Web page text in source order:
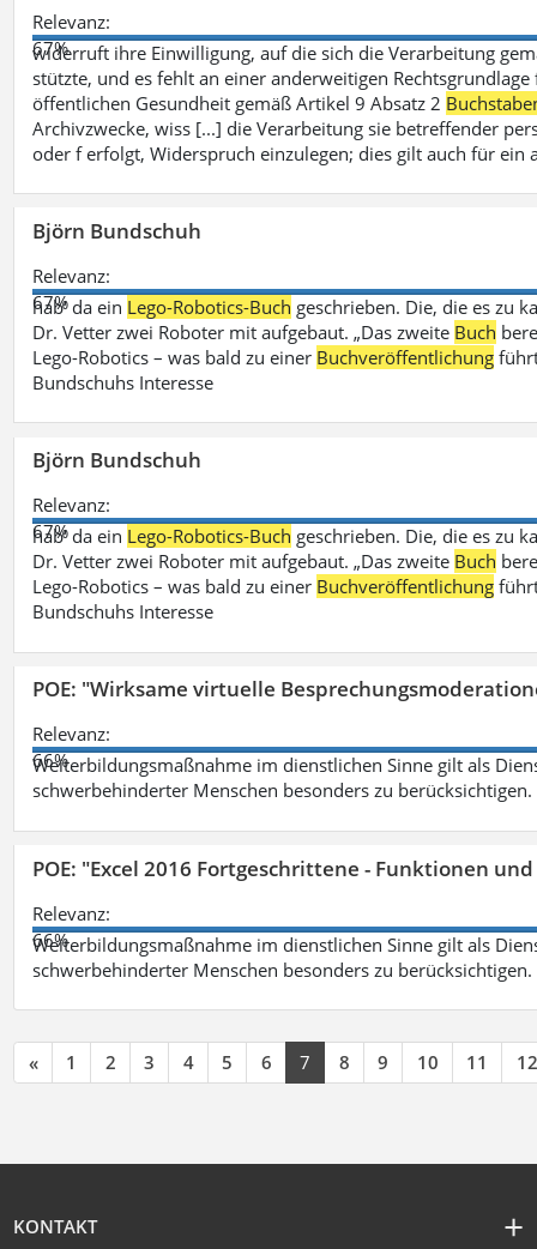
Relevanz:
67%
widerruft ihre Einwilligung, auf die sich die Verarbeitung
stützte, und es fehlt an einer anderweitigen
öffentlichen Gesundheit gemäß Artikel 9 Absatz 2
Archivzwecke, wiss [...] die Verarbeitung sie betreffender
oder f erfolgt, Widerspruch einzulegen; dies gilt auch für ein
Björn Bundschuh
Relevanz:
67%
hab‘ da ein Lego-Robotics-Buch geschrieben. Die, die es zu
Dr. Vetter zwei Roboter mit aufgebaut. „Das zweite Buch
Lego-Robotics – was bald zu einer Buchveröffentlichung
Bundschuhs Interesse
Björn Bundschuh
Relevanz:
67%
hab‘ da ein Lego-Robotics-Buch geschrieben. Die, die es zu
Dr. Vetter zwei Roboter mit aufgebaut. „Das zweite Buch
Lego-Robotics – was bald zu einer Buchveröffentlichung
Bundschuhs Interesse
POE: "Wirksame virtuelle
Relevanz:
66%
Weiterbildungsmaßnahme im dienstlichen Sinne gilt als
schwerbehinderter Menschen besonders zu berücksichtigen.
POE: "Excel 2016 Fortgeschrittene - Funktionen
Relevanz:
66%
Weiterbildungsmaßnahme im dienstlichen Sinne gilt als
schwerbehinderter Menschen besonders zu berücksichtigen.
« 1 2 3 4 5 6 7 8 9 10 11 12
KONTAKT